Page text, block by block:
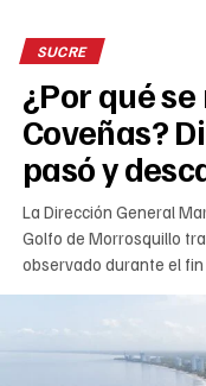
SUCRE
¿Por qué
Coveñas?
pasó y
La Dirección General
Golfo de Morrosquillo
observado durante el fin